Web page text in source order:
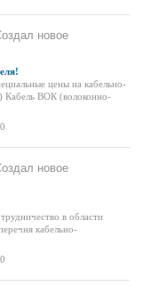
новое
цены на кабельно-
Кабель ВОК (волоконно-
0
новое
в области
кабельно-
0